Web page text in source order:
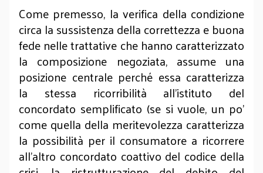
Come premesso, la verifica della condizione
circa la sussistenza della correttezza e buona
fede nelle trattative che hanno caratterizzato
la composizione negoziata, assume una
posizione centrale perché essa caratterizza
la stessa ricorribilità all’istituto del
concordato semplificato (se si vuole, un po’
come quella della meritevolezza caratterizza
la possibilità per il consumatore a ricorrere
all’altro concordato coattivo del codice della